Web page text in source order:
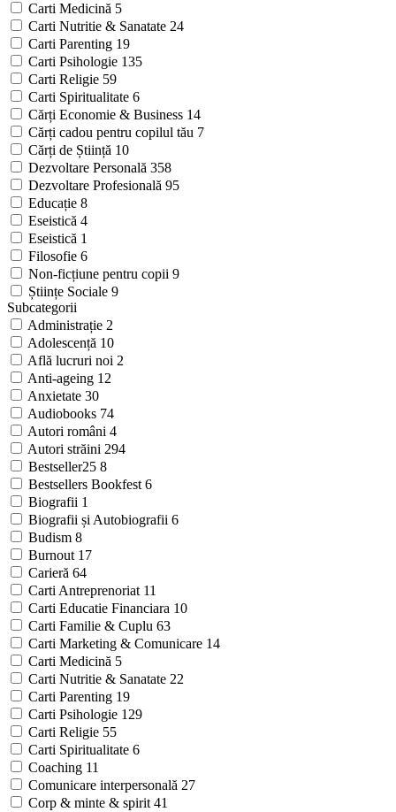
Carti Medicină 5
Carti Nutritie & Sanatate 24
Carti Parenting 19
Carti Psihologie 135
Carti Religie 59
Carti Spiritualitate 6
Cărți Economie & Business 14
Cărți cadou pentru copilul tău 7
Cărți de Știință 10
Dezvoltare Personală 358
Dezvoltare Profesională 95
Educație 8
Eseistică 4
Eseistică 1
Filosofie 6
Non-ficțiune pentru copii 9
Științe Sociale 9
Subcategorii
Administrație 2
Adolescență 10
Află lucruri noi 2
Anti-ageing 12
Anxietate 30
Audiobooks 74
Autori români 4
Autori străini 294
Bestseller25 8
Bestsellers Bookfest 6
Biografii 1
Biografii și Autobiografii 6
Budism 8
Burnout 17
Carieră 64
Carti Antreprenoriat 11
Carti Educatie Financiara 10
Carti Familie & Cuplu 63
Carti Marketing & Comunicare 14
Carti Medicină 5
Carti Nutritie & Sanatate 22
Carti Parenting 19
Carti Psihologie 129
Carti Religie 55
Carti Spiritualitate 6
Coaching 11
Comunicare interpersonală 27
Corp & minte & spirit 41